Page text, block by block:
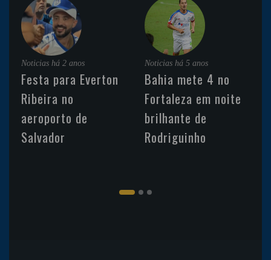
Noticias há 2 anos
Festa para Everton
Ribeira no
aeroporto de
Salvador
Noticias há 5 anos
Bahia mete 4 no
Fortaleza em noite
brilhante de
Rodriguinho